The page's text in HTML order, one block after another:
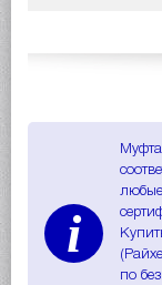
i
по